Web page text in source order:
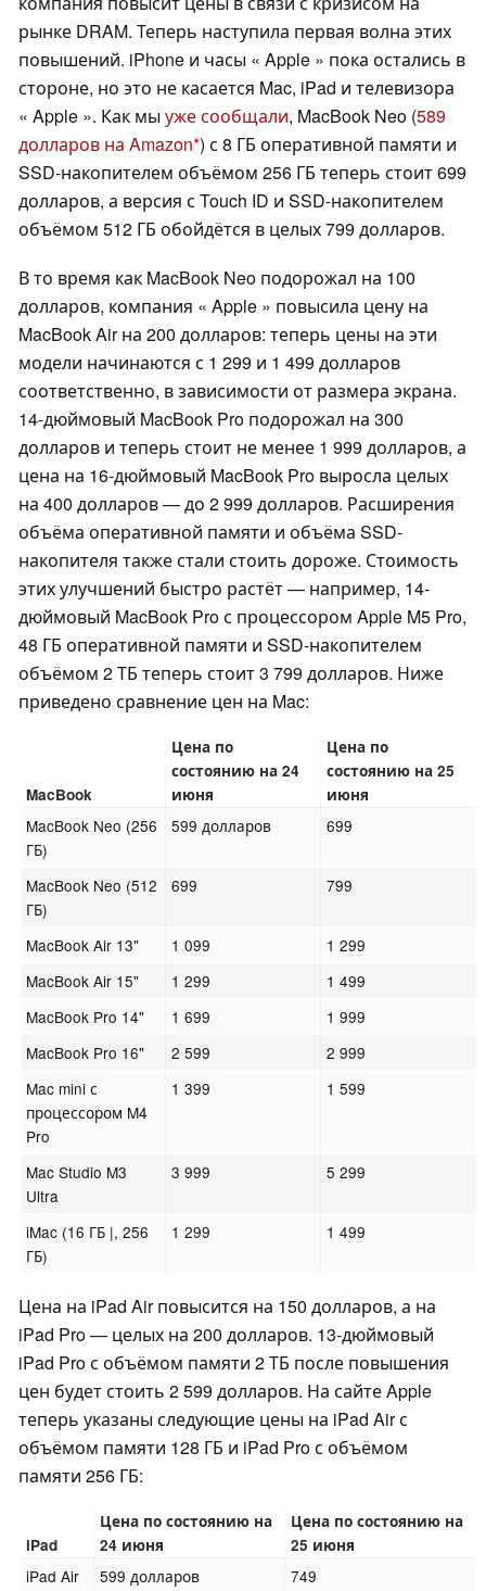
рынке DRAM. Теперь наступила первая волна этих
повышений. iPhone и часы « Apple » пока остались в
стороне, но это не касается Mac, iPad и телевизора
« Apple ». Как мы уже сообщали, MacBook Neo (589
долларов на Amazon ) с 8 ГБ оперативной памяти и
SSD-накопителем объёмом 256 ГБ теперь стоит 699
долларов, а версия с Touch ID и SSD-накопителем
объёмом 512 ГБ обойдётся в целых 799 долларов.
В то время как MacBook Neo подорожал на 100
долларов, компания « Apple » повысила цену на
MacBook Air на 200 долларов: теперь цены на эти
модели начинаются с 1 299 и 1 499 долларов
соответственно, в зависимости от размера экрана.
14-дюймовый MacBook Pro подорожал на 300
долларов и теперь стоит не менее 1 999 долларов, а
цена на 16-дюймовый MacBook Pro выросла целых
на 400 долларов — до 2 999 долларов. Расширения
объёма оперативной памяти и объёма SSD-
накопителя также стали стоить дороже. Стоимость
этих улучшений быстро растёт — например, 14-
дюймовый MacBook Pro с процессором Apple M5 Pro,
48 ГБ оперативной памяти и SSD-накопителем
объёмом 2 ТБ теперь стоит 3 799 долларов. Ниже
приведено сравнение цен на Mac:
MacBook
Цена по
состоянию на 24
июня
Цена по
состоянию на 25
июня
MacBook Neo (256
ГБ)
599 долларов 699
MacBook Neo (512
ГБ)
699 799
MacBook Air 13" 1 099
1 299
MacBook Air 15"
1 299
1 499
MacBook Pro 14"
1 699
1 999
MacBook Pro 16"
2 599
2 999
Mac mini с
процессором M4
Pro
1 399 1 599
Mac Studio M3
Ultra
3 999 5 299
iMac (16 ГБ |, 256
ГБ)
1 299 1 499
Цена на iPad Air повысится на 150 долларов, а на
iPad Pro — целых на 200 долларов. 13-дюймовый
iPad Pro с объёмом памяти 2 ТБ после повышения
цен будет стоить 2 599 долларов. На сайте Apple
теперь указаны следующие цены на iPad Air с
объёмом памяти 128 ГБ и iPad Pro с объёмом
памяти 256 ГБ:
iPad
Цена по состоянию на
24 июня
Цена по состоянию на
25 июня
iPad Air
599 долларов 749